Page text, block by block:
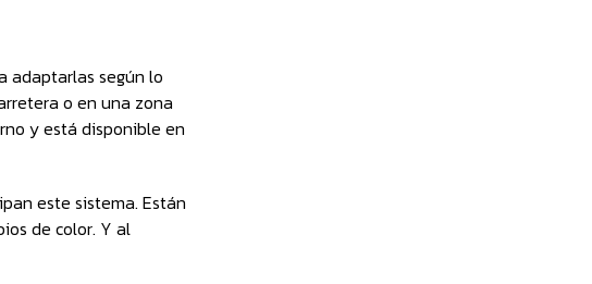
adaptarlas según lo
o en una zona
y está disponible en
este sistema. Están
de color. Y al